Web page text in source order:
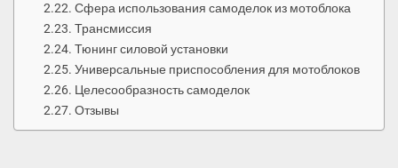
Сфера использования самоделок из мотоблока
Трансмиссия
Тюнинг силовой установки
Универсальные приспособления для мотоблоков
Целесообразность самоделок
Отзывы